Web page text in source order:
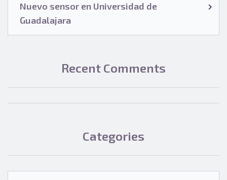
Nuevo sensor en Universidad de
Guadalajara
Recent Comments
Categories